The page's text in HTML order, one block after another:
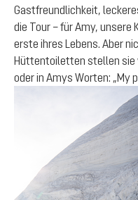
Gastfreundlichkeit,
die Tour – für Amy, unsere
erste ihres Lebens. Aber
Hüttentoiletten stellen sie
oder in Amys Worten: „My